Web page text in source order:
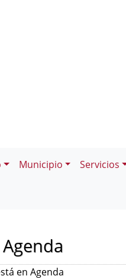
Municipio Servicios
Agenda
en Agenda